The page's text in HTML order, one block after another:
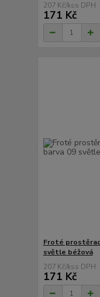
207 Kč/ks
171 Kč
Froté
světle béžová
207 Kč/ks
171 Kč